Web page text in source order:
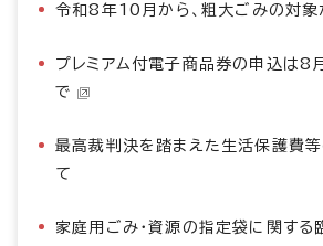
令和8年10月から、粗大ごみの対象
プレミアム付電子商品券の申込は8
で
最高裁判決を踏まえた生活保護費
て
家庭用ごみ・資源の指定袋に関する